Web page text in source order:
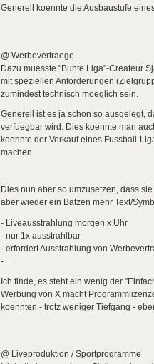
Generell koennte die Ausbaustufe
@ Werbevertraege
Dazu muesste "Bunte Liga"-Createur
mit speziellen Anforderungen
zumindest technisch moeglich sein.
Generell ist es ja schon so ausgelegt,
verfuegbar wird. Dies koennte man
koennte der Verkauf eines Fussball-
machen.
Dies nun aber so umzusetzen, dass
aber wieder ein Batzen mehr Text/
- Liveausstrahlung morgen x Uhr
- nur 1x ausstrahlbar
- erfordert Ausstrahlung von
- ...
Ich finde, es steht ein wenig der
Werbung von X macht
koennten - trotz weniger Tiefgang -
@ Liveproduktion / Sportprogramme